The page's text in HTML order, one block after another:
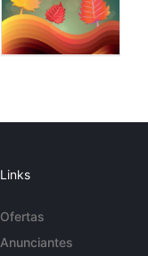
Links
Ofertas
Anunciantes